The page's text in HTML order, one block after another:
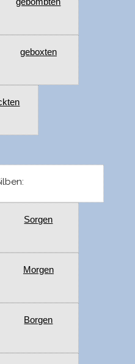
geboxten
Sorgen
Morgen
Borgen